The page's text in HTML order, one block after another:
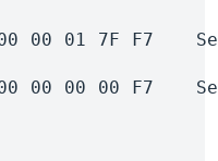
F0 41
F0